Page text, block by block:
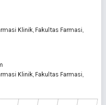
Klinik, Fakultas Farmasi,
Klinik, Fakultas Farmasi,